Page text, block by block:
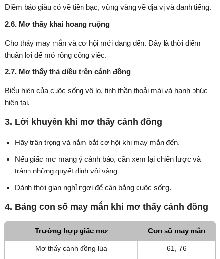
Điềm báo giàu có về tiền bạc, vững vàng về địa vị và danh tiếng.
2.6. Mơ thấy khai hoang ruộng
Cho thấy may mắn và cơ hội mới đang đến. Đây là thời điểm
thuận lợi để mở rộng công việc.
2.7. Mơ thấy thả diều trên cánh đồng
Biểu hiện của cuộc sống vô lo, tinh thần thoải mái và hạnh phúc
hiện tại.
3. Lời khuyên khi mơ thấy cánh đồng
Hãy trân trọng và nắm bắt cơ hội khi may mắn đến.
Nếu giấc mơ mang ý cảnh báo, cần xem lại chiến lược và
tránh những quyết định vội vàng.
Dành thời gian nghỉ ngơi để cân bằng cuộc sống.
4. Bảng con số may mắn khi mơ thấy cánh đồng
Trường hợp giấc mơ Con số may mắn
Mơ thấy cánh đồng lúa
61, 76